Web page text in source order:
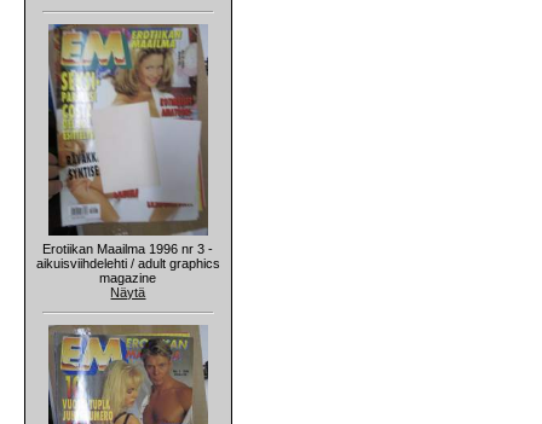
Erotiikan Maailma 1996 nr 3 -
aikuisviihdelehti / adult graphics
magazine
Näytä